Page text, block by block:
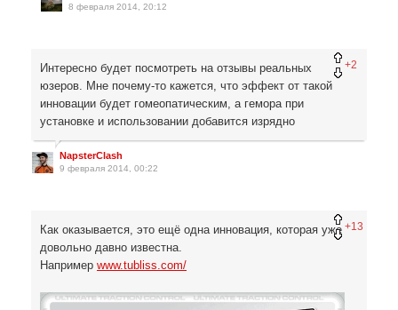
8 февраля 2014, 20:12
+2
Интересно будет посмотреть на отзывы реальных
юзеров. Мне почему-то кажется, что эффект от такой
инновации будет гомеопатическим, а гемора при
установке и использовании добавится изрядно
NapsterClash
9 февраля 2014, 00:22
+13
Как оказывается, это ещё одна инновация, которая уже
довольно давно известна.
Например www.tubliss.com/